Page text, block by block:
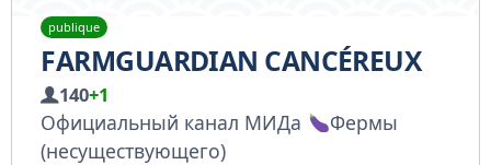
publique
FARMGUARDIAN CANCÉREUX
140+1
Официальный канал МИДа
Фермы
(несуществующего)